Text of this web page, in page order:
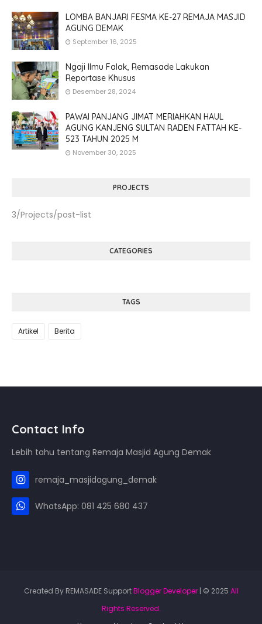
LOMBA BANJARI FESMA KE-27 REMAJA MASJID
AGUNG DEMAK
September 16, 2025
Ngaji Ilmu Falak, Remasade Lakukan
Reportase Khusus
Desember 28, 2024
PAWAI PANJANG JIMAT MERIAHKAN HAUL
AGUNG KANJENG SULTAN RADEN FATTAH KE-
523 TAHUN 2025 M
November 30, 2025
PROJECTS
3/Projects/post-list
CATEGORIES
TAGS
Artikel Berita
Contact Info
Lebih tahu tentang Remaja Masjid Agung Demak
remaja_masjidagung_demak
WhatsApp: 081 425 680 437
Created By REMASADE SupportBlogger Developer| © 2025 All
Rights Reserved.